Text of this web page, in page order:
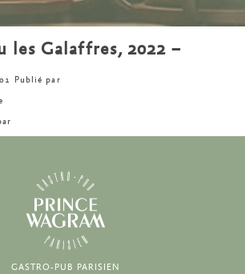
les Galaffres, 2022 –
Publié par
GASTRO-PUB PARISIEN